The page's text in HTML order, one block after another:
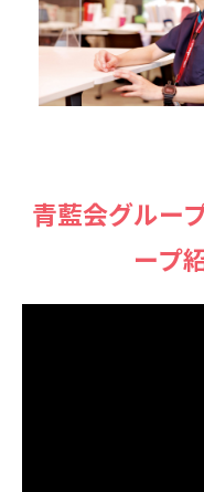
⻘藍会グルー
ープ